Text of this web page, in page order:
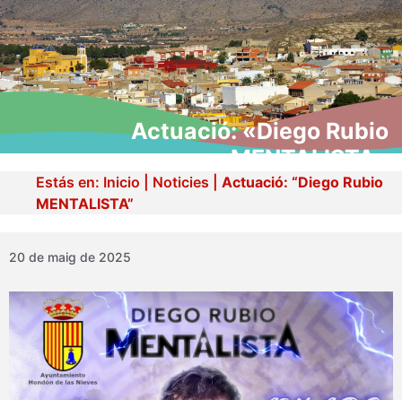
Actuació: «Diego Rubio
MENTALISTA»
Estás en: Inicio Noticies
Actuació: “Diego Rubio
MENTALISTA”
20 de maig de 2025